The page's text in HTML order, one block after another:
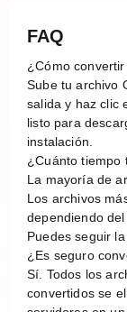
FAQ
¿Cómo convertir
Sube tu archivo
salida y haz clic
listo para
instalación.
¿Cuánto tiempo
La mayoría de
Los archivos
dependiendo
Puedes seguir
¿Es seguro
Sí. Todos los
convertidos se